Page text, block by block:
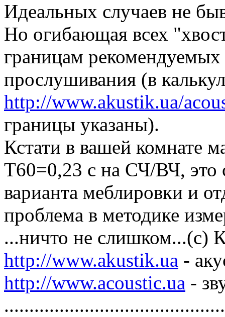
Идеальных случаев не
Но огибающая всех
границам
прослушивания (в
http://www.akustik.ua/
границы указаны).
Кстати в вашей комнате
Т60=0,23 с на СЧ/ВЧ, это
варианта меблировки и
проблема в методике
...ничто не слишком...(с)
http://www.akustik.ua -
http://www.acoustic.ua -
............................................